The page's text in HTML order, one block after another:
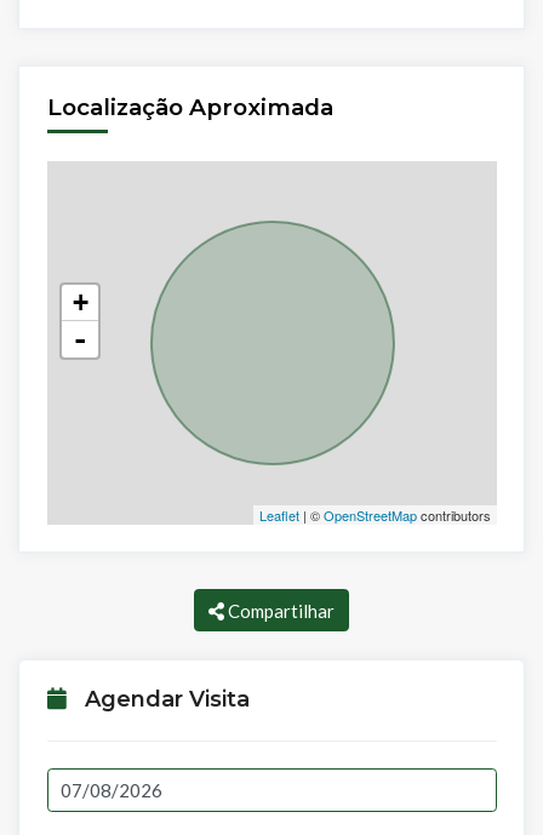
Localização Aproximada
+
-
Leaflet| ©OpenStreetMapcontributors
Compartilhar
Agendar Visita